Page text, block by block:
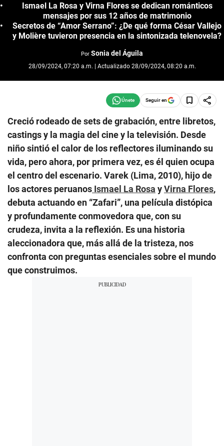
Ismael La Rosa y Virna Flores se dedican románticos
mensajes por sus 12 años de matrimonio
Secretos de “Amor Serrano”: ¿De qué forma César Vallejo
y Molière tuvieron presencia en la sintonizada telenovela?
Por Sonia del Águila
28/09/2024, 07:20 a.m. | Actualizado 28/09/2024, 08:20 a.m.
Seguir en
Creció rodeado de sets de grabación, entre libretos,
castings y la magia del cine y la televisión. Desde
niño sintió el calor de los reflectores iluminando su
vida, pero ahora, por primera vez, es él quien ocupa
el centro del escenario. Varek (Lima, 2010), hijo de
los actores peruanos Ismael La Rosa yVirna Flores,
debuta actuando en “Zafari”, una película distópica
y profundamente conmovedora que, con su
crudeza, invita a la reflexión. Es una historia
aleccionadora que, más allá de la tristeza, nos
confronta con preguntas esenciales sobre el mundo
que construimos.